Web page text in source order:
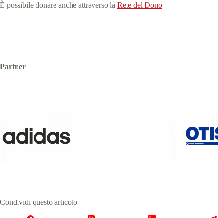
È possibile donare anche attraverso la Rete del Dono
Partner
Condividi questo articolo